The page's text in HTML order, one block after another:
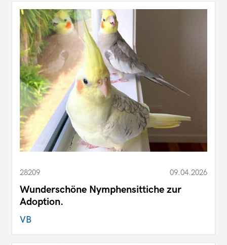
28209 09.04.2026
Wunderschöne Nymphensittiche zur
Adoption.
VB